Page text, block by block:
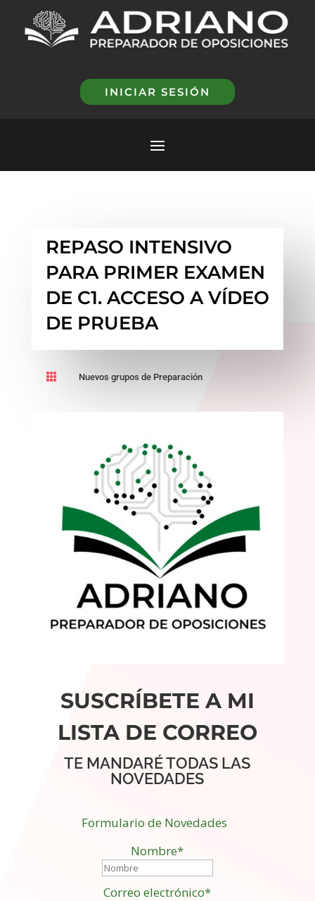
INICIAR SESIÓN
REPASO INTENSIVO
PARA PRIMER EXAMEN
DE C1. ACCESO A VÍDEO
DE PRUEBA
 Nuevos grupos de Preparación
SUSCRÍBETE A MI
LISTA DE CORREO
TE MANDARÉ TODAS LAS
NOVEDADES
Formulario de Novedades
Nombre*
Correo electrónico*